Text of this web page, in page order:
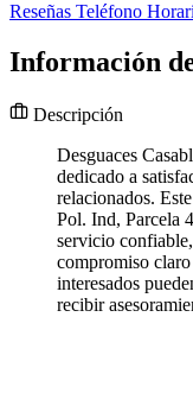
Reseñas Teléfono
Información
Descripción
Desguaces
dedicado a
relacionados.
Pol. Ind, Parcela
servicio
compromiso
interesados
recibir